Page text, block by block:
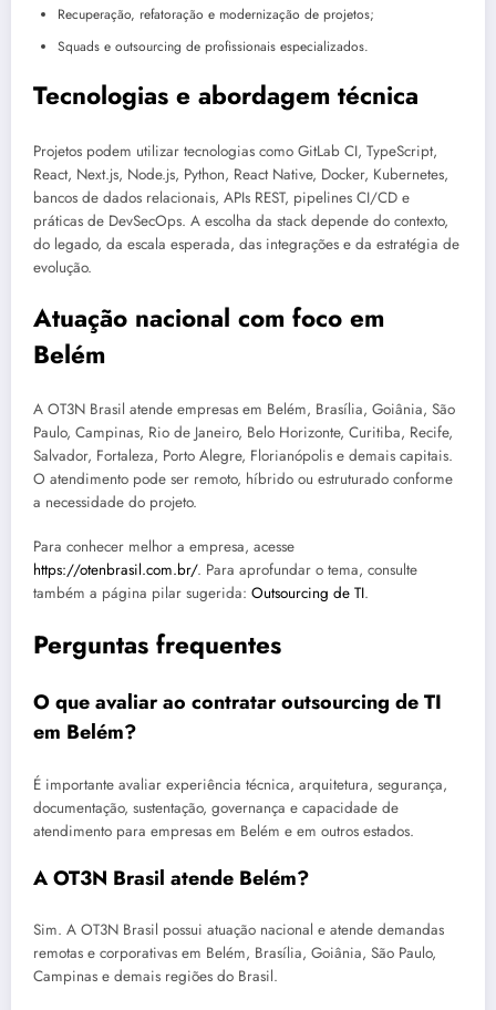
Recuperação, refatoração e modernização de projetos;
Squads e outsourcing de profissionais especializados.
Tecnologias e abordagem técnica
Projetos podem utilizar tecnologias como GitLab CI, TypeScript,
React, Next.js, Node.js, Python, React Native, Docker, Kubernetes,
bancos de dados relacionais, APIs REST, pipelines CI/CD e
práticas de DevSecOps. A escolha da stack depende do contexto,
do legado, da escala esperada, das integrações e da estratégia de
evolução.
Atuação nacional com foco em
Belém
A OT3N Brasil atende empresas em Belém, Brasília, Goiânia, São
Paulo, Campinas, Rio de Janeiro, Belo Horizonte, Curitiba, Recife,
Salvador, Fortaleza, Porto Alegre, Florianópolis e demais capitais.
O atendimento pode ser remoto, híbrido ou estruturado conforme
a necessidade do projeto.
Para conhecer melhor a empresa, acesse
https://otenbrasil.com.br/. Para aprofundar o tema, consulte
também a página pilar sugerida: Outsourcing de TI.
Perguntas frequentes
O que avaliar ao contratar outsourcing de TI
em Belém?
É importante avaliar experiência técnica, arquitetura, segurança,
documentação, sustentação, governança e capacidade de
atendimento para empresas em Belém e em outros estados.
A OT3N Brasil atende Belém?
Sim. A OT3N Brasil possui atuação nacional e atende demandas
remotas e corporativas em Belém, Brasília, Goiânia, São Paulo,
Campinas e demais regiões do Brasil.